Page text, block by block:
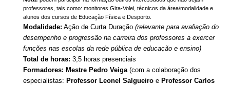
professores, tais como: monitores Gira-Volei, técnicos da área/modalidade e
alunos dos cursos de Educação Física e Desporto.
Modalidade: Ação de Curta Duração (relevante para avaliação do
desempenho e progressão na carreira dos professores a exercer
funções nas escolas da rede pública de educação e ensino)
Total de horas: 3,5 horas presenciais
Formadores: Mestre Pedro Veiga (com a colaboração dos
especialistas: Professor Leonel Salgueiro e Professor Carlos